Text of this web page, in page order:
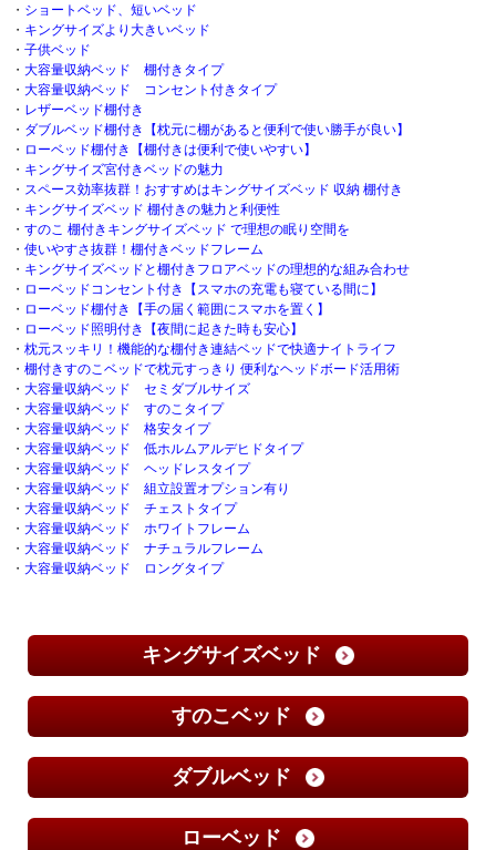
・ ショートベッド、短いベッド
・ キングサイズより大きいベッド
・ 子供ベッド
・ 大容量収納ベッド 棚付きタイプ
・ 大容量収納ベッド コンセント付きタイプ
・ レザーベッド棚付き
・ ダブルベッド棚付き【枕元に棚があると便利で使い勝手が良い】
・ ローベッド棚付き【棚付きは便利で使いやすい】
・ キングサイズ宮付きベッドの魅力
・ スペース効率抜群！おすすめはキングサイズベッド 収納 棚付き
・ キングサイズベッド 棚付きの魅力と利便性
・ すのこ 棚付きキングサイズベッド で理想の眠り空間を
・ 使いやすさ抜群！棚付きベッドフレーム
・ キングサイズベッドと棚付きフロアベッドの理想的な組み合わせ
・ ローベッドコンセント付き【スマホの充電も寝ている間に】
・ ローベッド棚付き【手の届く範囲にスマホを置く】
・ ローベッド照明付き【夜間に起きた時も安心】
・ 枕元スッキリ！機能的な棚付き連結ベッドで快適ナイトライフ
・ 棚付きすのこベッドで枕元すっきり 便利なヘッドボード活用術
・ 大容量収納ベッド セミダブルサイズ
・ 大容量収納ベッド すのこタイプ
・ 大容量収納ベッド 格安タイプ
・ 大容量収納ベッド 低ホルムアルデヒドタイプ
・ 大容量収納ベッド ヘッドレスタイプ
・ 大容量収納ベッド 組立設置オプション有り
・ 大容量収納ベッド チェストタイプ
・ 大容量収納ベッド ホワイトフレーム
・ 大容量収納ベッド ナチュラルフレーム
・ 大容量収納ベッド ロングタイプ
キングサイズベッド
すのこベッド
ダブルベッド
ローベッド